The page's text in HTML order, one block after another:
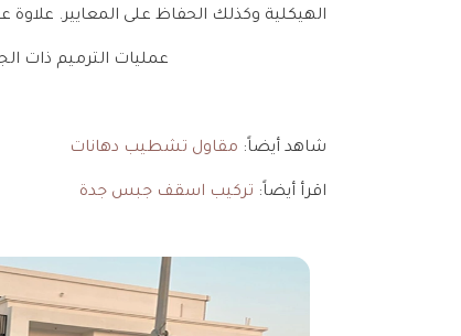
الهيكلية وكذلك الحفاظ على المعايير.
عمليات الترميم ذات
شاهد أيضاً: مقاول تشطيب دهانات
اقرأ أيضاً: تركيب اسقف جبس جدة